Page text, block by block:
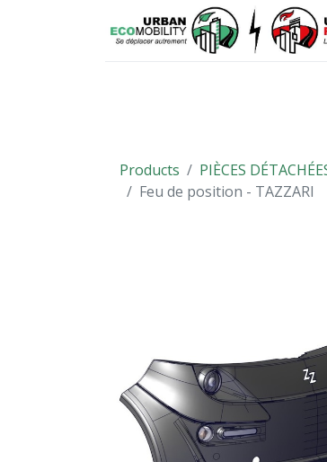
Products PIÈCES
Feu de position - TAZZARI